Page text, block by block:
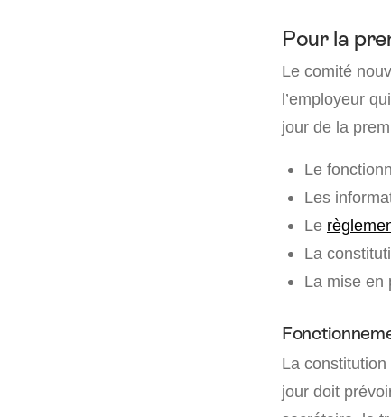
Pour la
Le comité
l’employeur
jour de la
Le
Les
Le
La
La mise en
La
jour doit